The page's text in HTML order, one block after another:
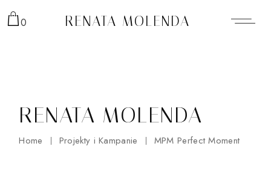
the 0 RENATA MOLENDA
RENATA MOLENDA
Home Projekty i Kampanie MPM Perfect Moment